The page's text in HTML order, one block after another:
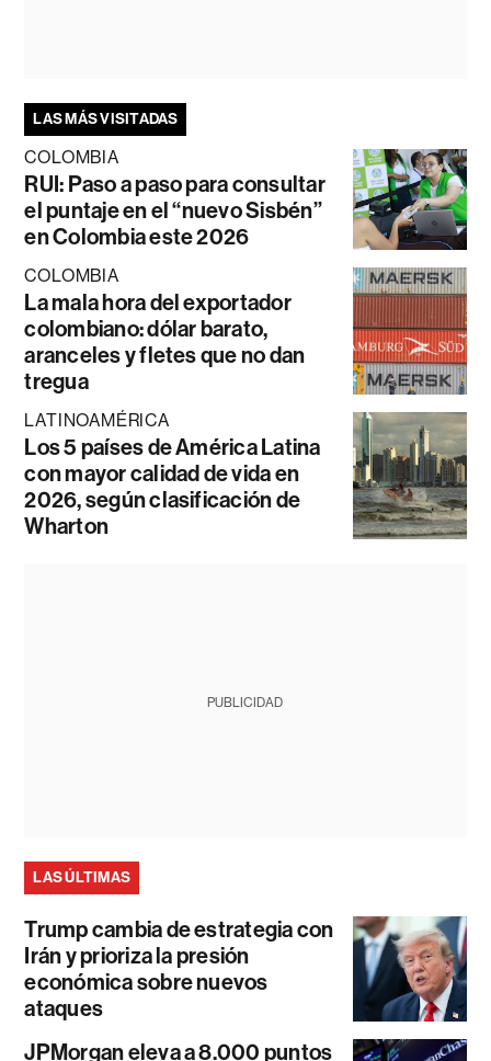
LAS MÁS VISITADAS
COLOMBIA
RUI: Paso a paso para consultar
el puntaje en el “nuevo Sisbén”
en Colombia este 2026
COLOMBIA
La mala hora del exportador
colombiano: dólar barato,
aranceles y fletes que no dan
tregua
LATINOAMÉRICA
Los 5 países de América Latina
con mayor calidad de vida en
2026, según clasificación de
Wharton
PUBLICIDAD
LAS ÚLTIMAS
Trump cambia de estrategia con
Irán y prioriza la presión
económica sobre nuevos
ataques
JPMorgan eleva a 8.000 puntos